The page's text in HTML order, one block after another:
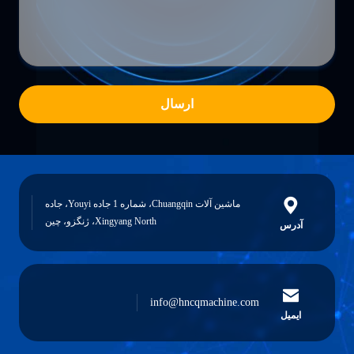
ارسال
آدرس
ماشین آلات Chuangqin، شماره 1 جاده Youyi، جاده
Xingyang North، ژنگزو، چین
ایمیل
info@hncqmachine.com